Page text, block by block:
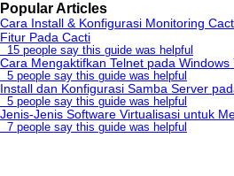
Popular Articles
Cara Install & Konfigurasi Monitoring
Fitur Pada Cacti
15 people say this guide was helpful
Cara Mengaktifkan Telnet pada Windows
5 people say this guide was helpful
Install dan Konfigurasi Samba Server
5 people say this guide was helpful
Jenis-Jenis Software Virtualisasi untuk
7 people say this guide was helpful